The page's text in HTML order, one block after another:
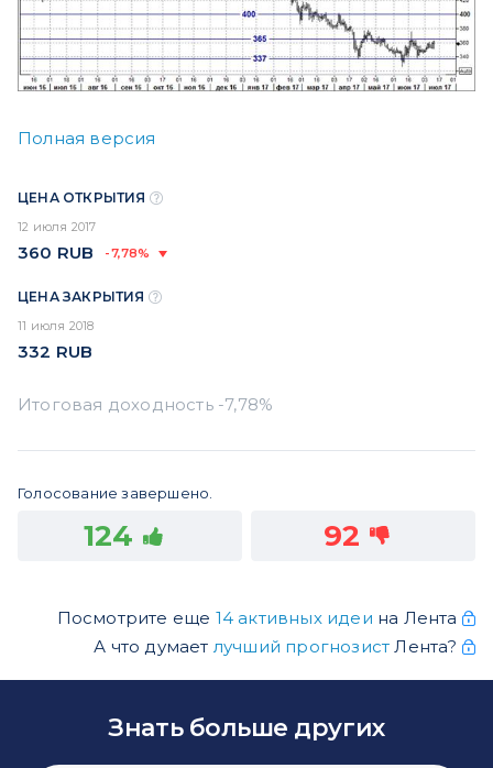
Полная версия
ЦЕНА ОТКРЫТИЯ
12 июля 2017
360 RUB -7,78%
ЦЕНА ЗАКРЫТИЯ
11 июля 2018
332 RUB
Голосование завершено.
124 92
Посмотрите еще 14 активных идеи на Лента
А что думает лучший прогнозист Лента?
Знать больше других